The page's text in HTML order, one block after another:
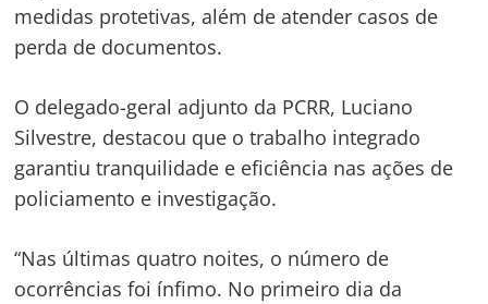
medidas protetivas, além de atender casos de
perda de documentos.
O delegado-geral adjunto da PCRR, Luciano
Silvestre, destacou que o trabalho integrado
garantiu tranquilidade e eficiência nas ações de
policiamento e investigação.
“Nas últimas quatro noites, o número de
ocorrências foi ínfimo. No primeiro dia da